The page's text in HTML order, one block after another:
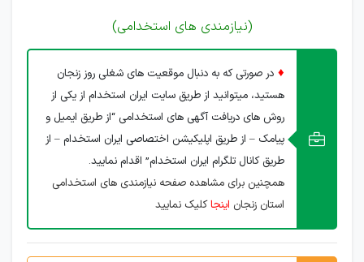
(نیازمندی های استخدامی)
♦ در صورتی که به دنبال موقعیت های شغلی روز زنجان
هستید، میتوانید از طریق سایت ایران استخدام از یکی از
روش های دریافت آگهی های استخدامی “از طریق ایمیل و
پیامک – از طریق اپلیکیشن اختصاصی ایران استخدام – از
طریق کانال تلگرام ایران استخدام” اقدام نمایید.
همچنین برای مشاهده صفحه نیازمندی های استخدامی
استان زنجان اینجاکلیک نمایید